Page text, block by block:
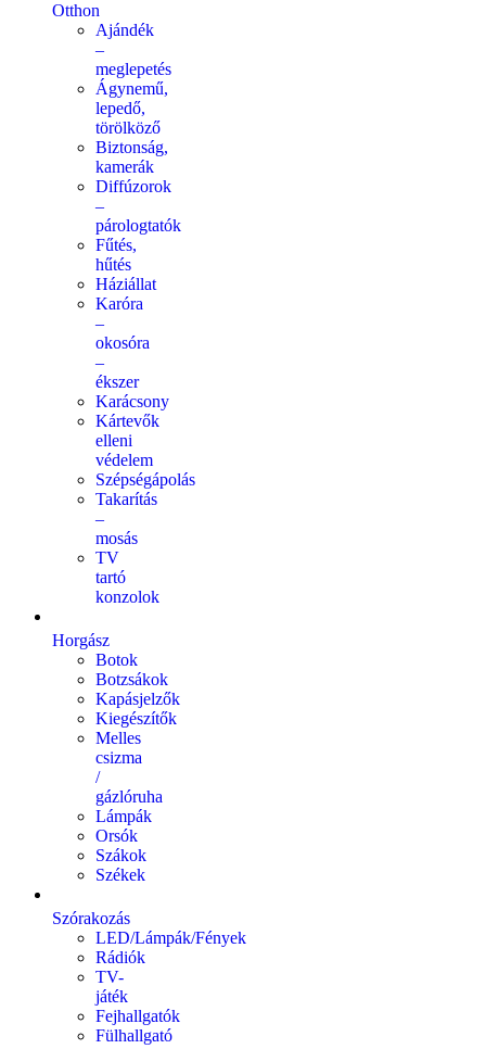
Otthon
Ajándék
–
meglepetés
Ágynemű,
lepedő,
törölköző
Biztonság,
kamerák
Diffúzorok
–
párologtatók
Fűtés,
hűtés
Háziállat
Karóra
–
okosóra
–
ékszer
Karácsony
Kártevők
elleni
védelem
Szépségápolás
Takarítás
–
mosás
TV
tartó
konzolok
Horgász
Botok
Botzsákok
Kapásjelzők
Kiegészítők
Melles
csizma
/
gázlóruha
Lámpák
Orsók
Szákok
Székek
Szórakozás
LED/Lámpák/Fények
Rádiók
TV-
játék
Fejhallgatók
Fülhallgató